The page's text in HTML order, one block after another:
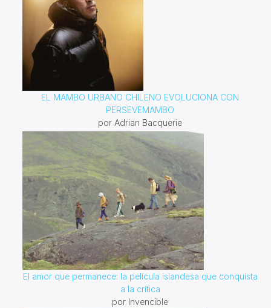
EL MAMBO URBANO CHILENO EVOLUCIONA CON
PERSEVEMAMBO
por Adrian Bacquerie
El amor que permanece: la película islandesa que conquista
a la crítica
por Invencible